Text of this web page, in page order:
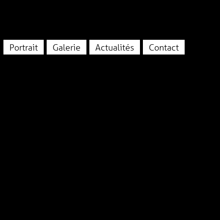
Portrait Galerie Actualités Contact